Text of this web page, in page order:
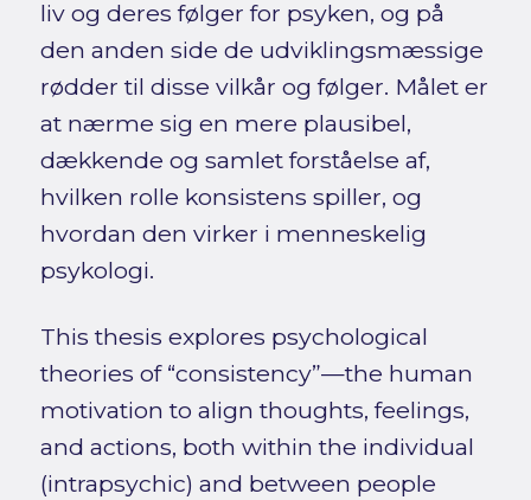
liv og deres følger for psyken, og på
den anden side de udviklingsmæssige
rødder til disse vilkår og følger. Målet er
at nærme sig en mere plausibel,
dækkende og samlet forståelse af,
hvilken rolle konsistens spiller, og
hvordan den virker i menneskelig
psykologi.
This thesis explores psychological
theories of “consistency”—the human
motivation to align thoughts, feelings,
and actions, both within the individual
(intrapsychic) and between people